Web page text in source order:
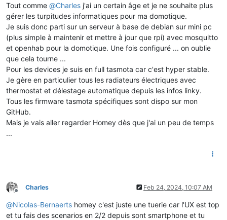
Tout comme @Charles j'ai un certain âge et je ne souhaite plus
gérer les turpitudes informatiques pour ma domotique.
Je suis donc parti sur un serveur à base de debian sur mini pc
(plus simple à maintenir et mettre à jour que rpi) avec mosquitto
et openhab pour la domotique. Une fois configuré ... on oublie
que cela tourne ...
Pour les devices je suis en full tasmota car c'est hyper stable.
Je gère en particulier tous les radiateurs électriques avec
thermostat et délestage automatique depuis les infos linky.
Tous les firmware tasmota spécifiques sont dispo sur mon
GitHub.
Mais je vais aller regarder Homey dès que j'ai un peu de temps
...
Offline
Charles Feb 24, 2024, 10:07 AM
@Nicolas-Bernaerts homey c'est juste une tuerie car l'UX est top
et tu fais des scenarios en 2/2 depuis sont smartphone et tu